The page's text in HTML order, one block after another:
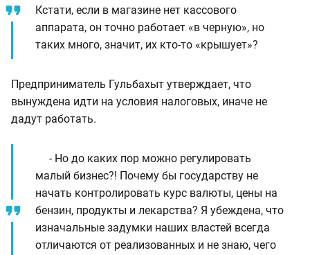
Кстати, если в магазине нет кассового
аппарата, он точно работает «в черную», но
таких много, значит, их кто-то «крышует»?
Предприниматель Гульбахыт утверждает, что
вынуждена идти на условия налоговых, иначе не
дадут работать.
- Но до каких пор можно регулировать
малый бизнес?! Почему бы государству не
начать контролировать курс валюты, цены на
бензин, продукты и лекарства? Я убеждена, что
изначальные задумки наших властей всегда
отличаются от реализованных и не знаю, чего